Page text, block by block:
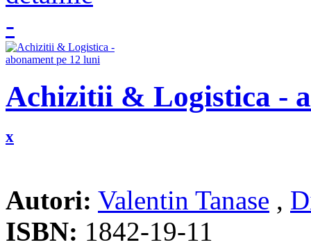
Achizitii & Logistica -
x
Autori: Valentin Tanase ,
ISBN: 1842-19-11